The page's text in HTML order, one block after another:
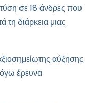
σε 18 άνδρες που
διάρκεια μιας
αύξησης
έρευνα